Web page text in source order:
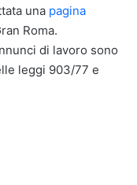
una pagina
Roma.
di lavoro sono
leggi 903/77 e